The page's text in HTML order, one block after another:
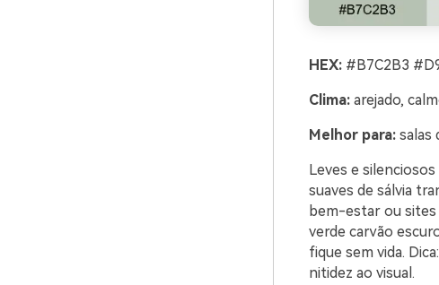
HEX:#B7C2B3
Clima:arejado,
Melhor para:salas
Leves e
suaves de sálvia
bem-estar ou
verde carvão
fique sem vida.
nitidez ao visual.